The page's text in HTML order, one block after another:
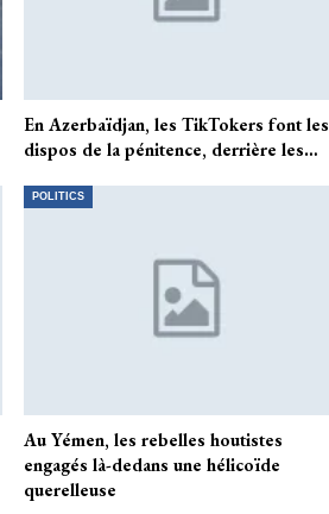
En Azerbaïdjan, les TikTokers font les
dispos de la pénitence, derrière les…
POLITICS
Au Yémen, les rebelles houtistes
engagés là-dedans une hélicoïde
querelleuse